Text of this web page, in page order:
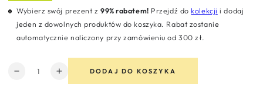
Wybierz swój prezent z99% rabatem! Przejdź dokolekcji i dodaj
jeden z dowolnych produktów do koszyka. Rabat zostanie
automatycznie naliczony przy zamówieniu od 300 zł.
Ilość
Zmniejsz
Zwiększ
ilość
DODAJ DO KOSZYKA